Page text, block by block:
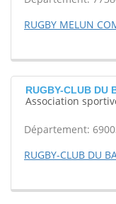
RUGBY MELUN
RUGBY-CLUB DU
Association
Département:
RUGBY-CLUB DU